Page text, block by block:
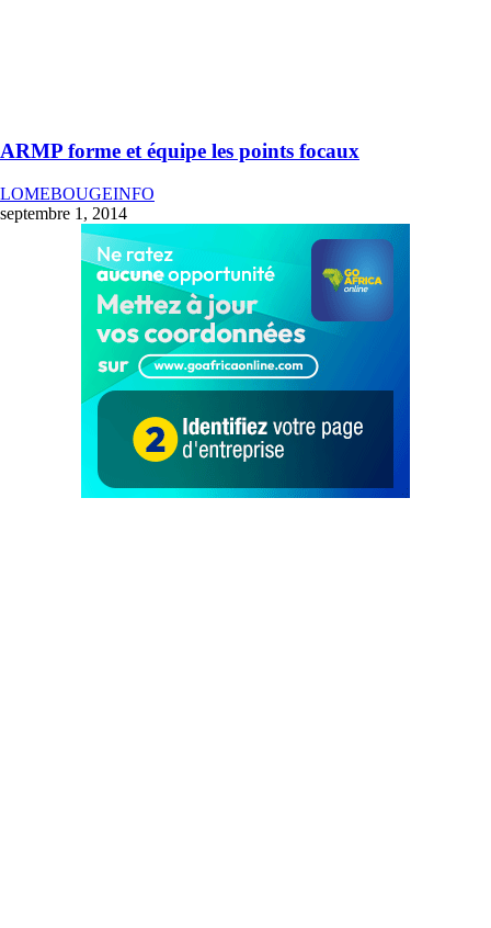
ARMP forme et équipe les points focaux
LOMEBOUGEINFO
septembre 1, 2014